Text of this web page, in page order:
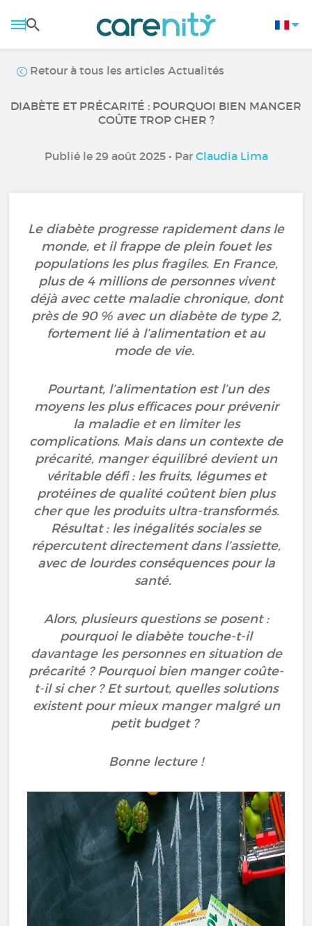
Retour à tous les articles Actualités
DIABÈTE ET PRÉCARITÉ : POURQUOI BIEN MANGER
COÛTE TROP CHER ?
Publié le 29 août 2025 • Par Claudia Lima
Le diabète progresse rapidement dans le
monde, et il frappe de plein fouet les
populations les plus fragiles. En France,
plus de 4 millions de personnes vivent
déjà avec cette maladie chronique, dont
près de 90 % avec un diabète de type 2,
fortement lié à l’alimentation et au
mode de vie.
Pourtant, l’alimentation est l’un des
moyens les plus efficaces pour prévenir
la maladie et en limiter les
complications. Mais dans un contexte de
précarité, manger équilibré devient un
véritable défi : les fruits, légumes et
protéines de qualité coûtent bien plus
cher que les produits ultra-transformés.
Résultat : les inégalités sociales se
répercutent directement dans l’assiette,
avec de lourdes conséquences pour la
santé.
Alors, plusieurs questions se posent :
pourquoi le diabète touche-t-il
davantage les personnes en situation de
précarité ? Pourquoi bien manger coûte-
t-il si cher ? Et surtout, quelles solutions
existent pour mieux manger malgré un
petit budget ?
Bonne lecture !